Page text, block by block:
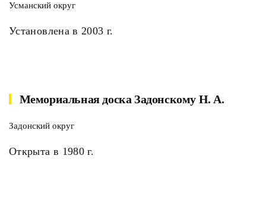
Усманский округ
Установлена в 2003 г.
Мемориальная доска Задонскому Н. А.
Задонский округ
Открыта в 1980 г.